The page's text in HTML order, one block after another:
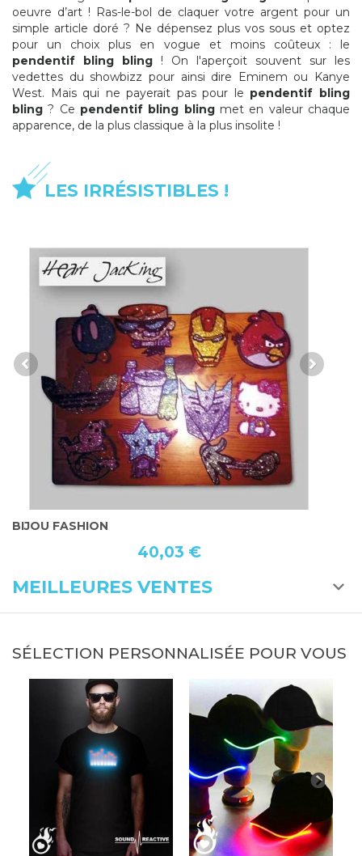
oeuvre d’art ! Ras-le-bol de claquer votre argent pour un
simple article doré ? Ne dépensez plus vos sous et optez
pour un choix plus en vogue et moins coûteux : le
pendentif bling bling ! On l'aperçoit souvent sur les
vedettes du showbizz pour ainsi dire Eminem ou Kanye
West. Mais qui ne payerait pas pour le pendentif bling
bling ? Ce pendentif bling blingmet en valeur chaque
apparence, de la plus classique à la plus insolite !
LES IRRÉSISTIBLES !
MEILLEURES VENTES
SÉLECTION PERSONNALISÉE POUR VOUS